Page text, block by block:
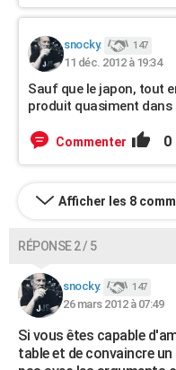
snocky. 147
11 déc. 2012 à 19:34
Sauf que le japon, tout
produit quasiment dans
Commenter 0
Afficher les 8
RÉPONSE 2 / 5
snocky. 147
26 mars 2012 à 07:49
Si vous êtes capable
table et de convaincre